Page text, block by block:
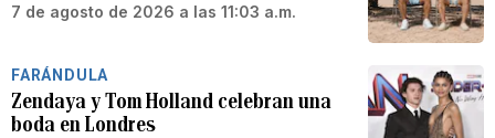
7 de agosto de 2026 a las 11:03 a.m.
FARÁNDULA
Zendaya y Tom Holland celebran una
boda en Londres